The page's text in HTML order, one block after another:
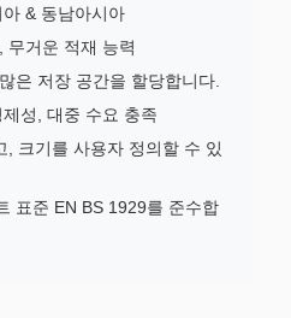
& 동남아시아
무거운 적재 능력
은 저장 공간을 할당합니다.
성, 대중 수요 충족
, 크기를 사용자 정의할 수 있
표준 EN BS 1929를 준수합